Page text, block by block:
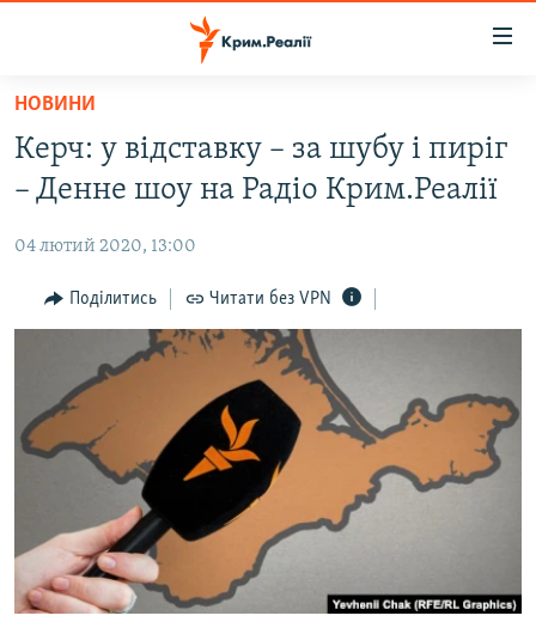
Перейти
основного
матеріалу
до
навігації
Перейти
пошуку
ВОДА.КРИМ
ПОЛІТИКА
БЛОГИ
ІНТЕРВ'Ю
ВСЕ ЗА ДЕНЬ
СПЕЦПРОЕКТИ
ДЕПОРТАЦІЯ
ВІДЕОУРОКИ «ELIFBE»
СВІДЧЕННЯ ОКУПАЦІЇ
ЯК ОБІЙТИ БЛОКУВАННЯ
Русский
Qırımtatar
НОВИНИ
Керч: у відставку – за шубу і пиріг
– Денне шоу на Радіо Крим.Реалії
04 лютий 2020, 13:00
Поділитись Читати без VPN